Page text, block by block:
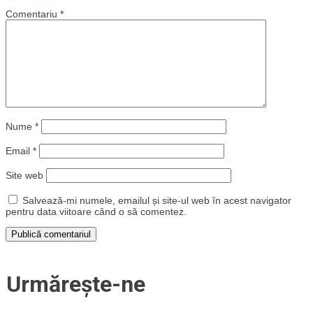
Comentariu *
Nume *
Email *
Site web
Salvează-mi numele, emailul și site-ul web în acest navigator
pentru data viitoare când o să comentez.
Urmărește-ne